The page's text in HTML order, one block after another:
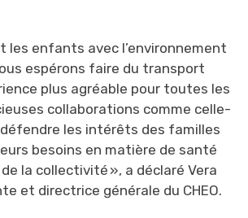
les enfants avec l’environnement
espérons faire du transport
plus agréable pour toutes les
collaborations comme celle-
les intérêts des familles
besoins en matière de santé
de la collectivité », a déclaré Vera
et directrice générale du CHEO.